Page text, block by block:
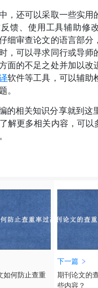
，还可以采取一些实用
馈、使用工具辅助修
细审查论文的语言部分
，可以寻求同行或导师
面的不足之处并加以改
软件等工具，可以辅助
。
的相关知识分享就到这
解更多相关内容，可以
如何防止查重
下一篇
期刊论文的
些内容？